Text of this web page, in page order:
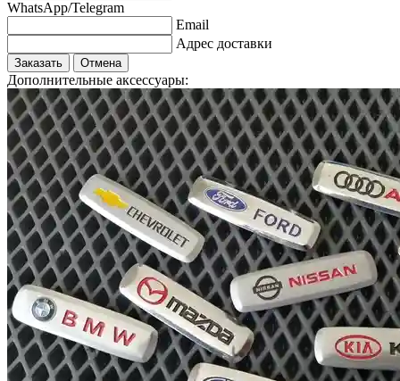
WhatsApp/Telegram
Email
Адрес доставки
Заказать Отмена
Дополнительные аксессуары: